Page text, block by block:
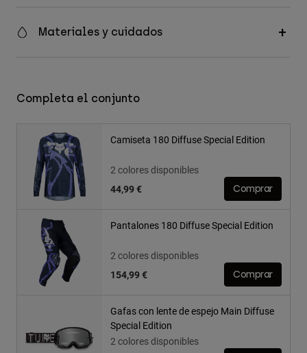
Materiales y cuidados
Completa el conjunto
Camiseta 180 Diffuse Special Edition
2 colores disponibles
44,99 €
Comprar
Pantalones 180 Diffuse Special Edition
2 colores disponibles
154,99 €
Comprar
Gafas con lente de espejo Main Diffuse
Special Edition
2 colores disponibles